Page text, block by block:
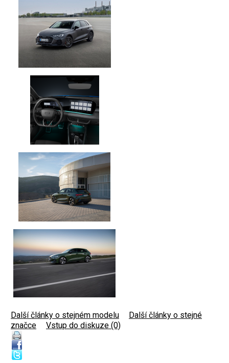
Další články o stejném modelu
Další články o stejné
značce
Vstup do diskuze (0)